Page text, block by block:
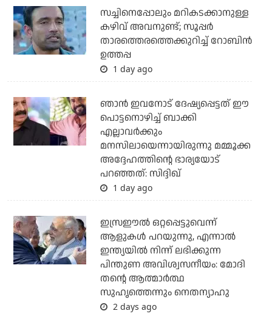
സച്ചിനെപ്പോലും മറികടക്കാനുള്ള
കഴിവ് അവനുണ്ട്; സൂപ്പര്‍
താരത്തെരത്തെക്കുറിച്ച് റോബിന്‍
ഉത്തപ്പ
1 day ago
ഞാന്‍ ഇവനോട് ദേഷ്യപ്പെട്ടത് ഈ
പൊട്ടനൊഴിച്ച് ബാക്കി
എല്ലാവര്‍ക്കും
മനസിലായെന്നായിരുന്നു മമ്മൂക്ക
അദ്ദേഹത്തിന്റെ ഭാര്യയോട്
പറഞ്ഞത്: സിദ്ദിഖ്
1 day ago
ഇസ്രഈല്‍ ഒറ്റപ്പെട്ടുവെന്ന്
ആളുകള്‍ പറയുന്നു, എന്നാല്‍
ഇന്ത്യയില്‍ നിന്ന് ലഭിക്കുന്ന
പിന്തുണ അവിശ്വസനീയം: മോദി
തന്റെ ആത്മാര്‍ത്ഥ
സുഹൃത്തെന്നും നെതന്യാഹു
2 days ago